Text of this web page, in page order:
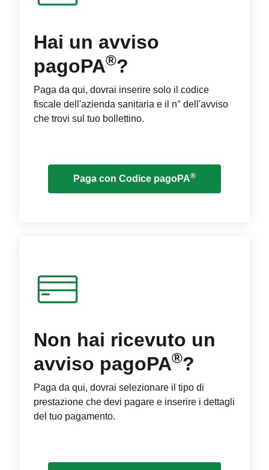
Hai un avviso
pagoPA®?
Paga da qui, dovrai inserire solo il codice
fiscale dell'azienda sanitaria e il n° dell'avviso
che trovi sul tuo bollettino.
Paga con Codice pagoPA®
Non hai ricevuto un
avviso pagoPA®?
Paga da qui, dovrai selezionare il tipo di
prestazione che devi pagare e inserire i dettagli
del tuo pagamento.